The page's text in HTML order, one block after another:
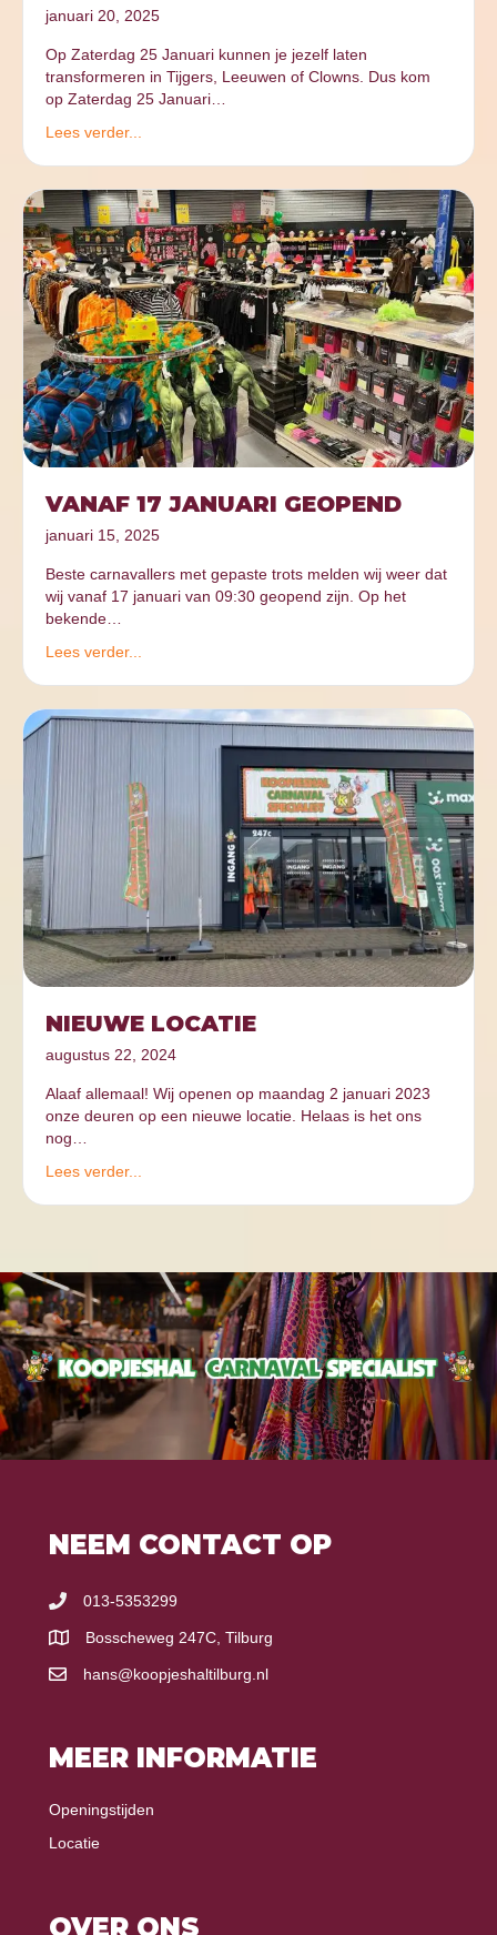
januari 20, 2025
Op Zaterdag 25 Januari kunnen je jezelf laten
transformeren in Tijgers, Leeuwen of Clowns. Dus kom
op Zaterdag 25 Januari…
Lees verder...
VANAF 17 JANUARI GEOPEND
januari 15, 2025
Beste carnavallers met gepaste trots melden wij weer dat
wij vanaf 17 januari van 09:30 geopend zijn. Op het
bekende…
Lees verder...
NIEUWE LOCATIE
augustus 22, 2024
Alaaf allemaal! Wij openen op maandag 2 januari 2023
onze deuren op een nieuwe locatie. Helaas is het ons
nog…
Lees verder...
NEEM CONTACT OP
013-5353299
Bosscheweg 247C, Tilburg
hans@koopjeshaltilburg.nl
MEER INFORMATIE
Openingstijden
Locatie
OVER ONS